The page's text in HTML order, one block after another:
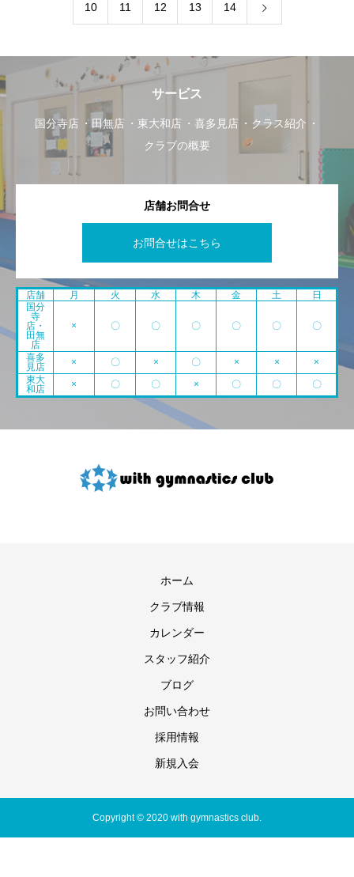
10 11 12 13 14
サービス
国分寺店 田無店 東大和店 喜多見店
クラス紹介
クラブの概要
店舗お問合せ
お問合せはこちら
店舗 月 火 水 木 金 土
日
国分
寺
店・
田無
店
× 〇 〇 〇 〇 〇 〇
喜多
見店
× 〇 × 〇 × ×
×
東大
和店
× 〇 〇 × 〇 〇 〇
ホーム
クラブ情報
カレンダー
スタッフ紹介
ブログ
お問い合わせ
採用情報
新規入会
Copyright © 2020 with gymnastics club.